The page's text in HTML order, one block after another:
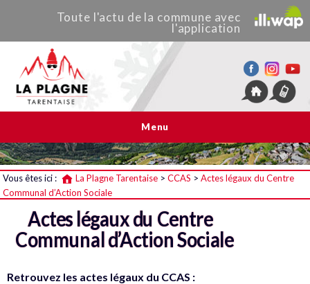
La Plagne Tarentaise
Toute l'actu de la commune avec
l'application
Menu
Vous êtes ici : La Plagne Tarentaise > CCAS > Actes légaux du Centre
Communal d’Action Sociale
Actes légaux du Centre
Communal d’Action Sociale
Retrouvez les actes légaux du CCAS :